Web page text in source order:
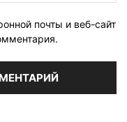
почты и веб-сайт